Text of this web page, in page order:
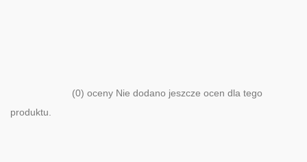
(0) oceny Nie dodano jeszcze ocen dla tego
produktu.